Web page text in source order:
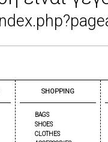
SHOPPING
BAGS
SHOES
CLOTHES